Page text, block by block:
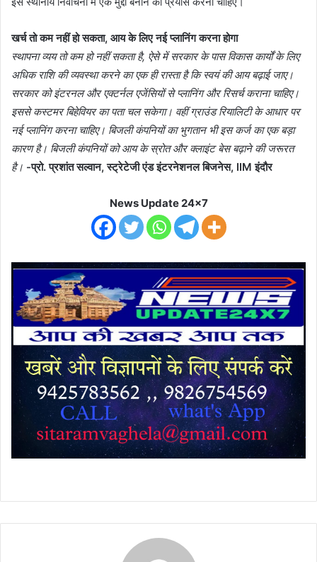
खर्च तो कम नहीं हो सकता, आय के लिए नई प्लानिंग करना होगा
स्थापना व्यय तो कम हो नहीं सकता है, ऐसे में सरकार के पास विकास कार्यों के लिए
अधिक राशि की व्यवस्था करने का एक ही रास्ता है कि स्वयं की आय बढ़ाई जाए।
सरकार को इंटरनल और एक्टर्नल एजेंसियों से प्लानिंग और रिसर्च कराना चाहिए।
इससे कस्टमर बिहेवियर का पता चल सकेगा। वहीं ग्राउंड रियालिटी के आधार पर
नई प्लानिंग करना चाहिए। बिजली कंपनियों का भुगतान भी इस कर्ज का एक बड़ा
कारण है। बिजली कंपनियों को आय के स्रोत और क्लाइंट बेस बढ़ाने की जरूरत
है। -प्रो. प्रशांत सल्वान, स्ट्रेटेजी एंड इंटरनेशनल बिजनेस, IIM इंदौर
News Update 24x7